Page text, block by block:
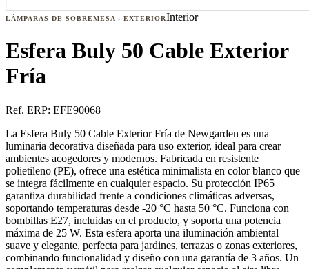
LÁMPARAS DE SOBREMESA › EXTERIORInterior
Esfera Buly 50 Cable Exterior
Fría
Ref. ERP: EFE90068
La Esfera Buly 50 Cable Exterior Fría de Newgarden es una
luminaria decorativa diseñada para uso exterior, ideal para crear
ambientes acogedores y modernos. Fabricada en resistente
polietileno (PE), ofrece una estética minimalista en color blanco que
se integra fácilmente en cualquier espacio. Su protección IP65
garantiza durabilidad frente a condiciones climáticas adversas,
soportando temperaturas desde -20 °C hasta 50 °C. Funciona con
bombillas E27, incluidas en el producto, y soporta una potencia
máxima de 25 W. Esta esfera aporta una iluminación ambiental
suave y elegante, perfecta para jardines, terrazas o zonas exteriores,
combinando funcionalidad y diseño con una garantía de 3 años. Un